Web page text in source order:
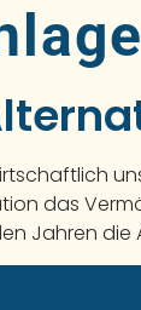
das
Jahren die